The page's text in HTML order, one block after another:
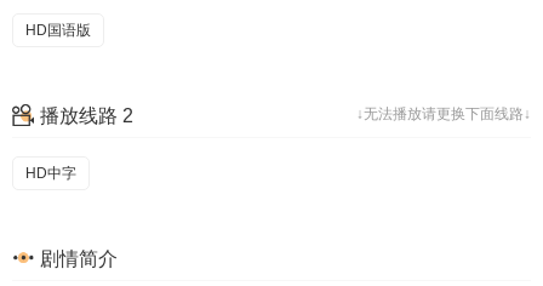
HD国语版
↓无法播放请更换下面线路↓
播放线路 2
HD中字
剧情简介